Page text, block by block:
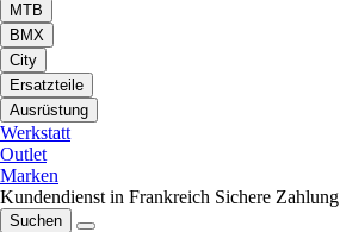
MTB
BMX
City
Ersatzteile
Ausrüstung
Werkstatt
Outlet
Marken
Kundendienst in Frankreich Sichere Zahlung
Suchen